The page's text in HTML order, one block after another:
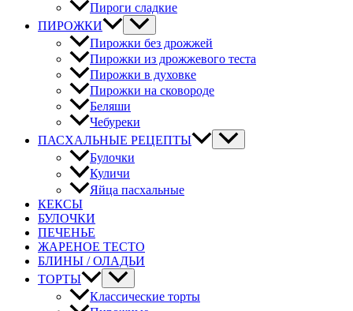
Пироги сладкие
ПИРОЖКИ
Пирожки без дрожжей
Пирожки из дрожжевого теста
Пирожки в духовке
Пирожки на сковороде
Беляши
Чебуреки
ПАСХАЛЬНЫЕ РЕЦЕПТЫ
Булочки
Куличи
Яйца пасхальные
КЕКСЫ
БУЛОЧКИ
ПЕЧЕНЬЕ
ЖАРЕНОЕ ТЕСТО
БЛИНЫ / ОЛАДЬИ
ТОРТЫ
Классические торты